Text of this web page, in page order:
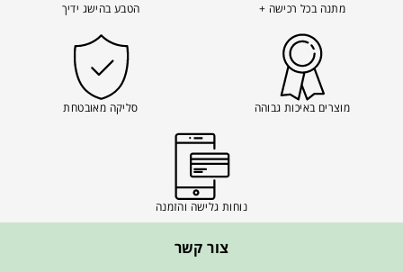
מתנה בכל רכישה + הטבע בהישג ידיך
מוצרים באיכות גבוהה סליקה מאובטחת
נוחות גלישה והזמנה
צור קשר